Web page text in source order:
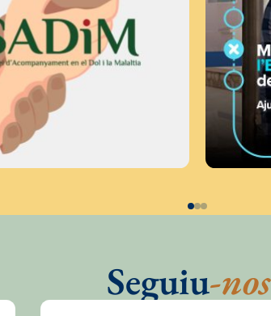
Seguiu-nos